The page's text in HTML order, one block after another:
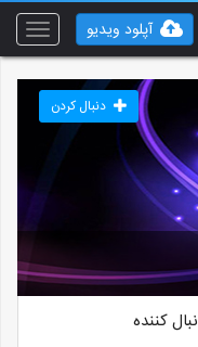
Toggle
آپلود ویدیو
دنبال کردن
کننده